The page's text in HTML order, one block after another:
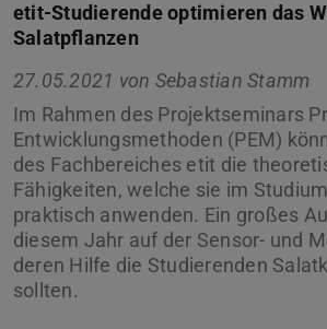
etit-Studierende optimieren das
Salatpflanzen
27.05.2021 von Sebastian Stamm
Im Rahmen des Projektseminars
Entwicklungsmethoden (PEM)
des Fachbereiches etit die
Fähigkeiten, welche sie im
praktisch anwenden. Ein großes
diesem Jahr auf der Sensor- und
deren Hilfe die Studierenden
sollten.